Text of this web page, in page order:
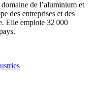
de l’aluminium et
des entreprises et des
Elle emploie 32 000